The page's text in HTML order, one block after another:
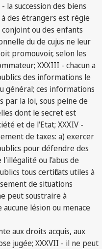
succession des biens
des étrangers est régie
ou des enfants
du de cujus ne leur
promouvoir, selon les
XXXIII - chacun a
des informations le
général; ces informations
par la loi, sous peine de
dont le secret est
et de l'Etat; XXXIV -
de taxes: a) exercer
pour défendre des
ou l'abus de
tous certificats utiles à
de situations
peut soustraire à
lésion ou menace
aux droits acquis, aux
jugée; XXXVII - il ne peut